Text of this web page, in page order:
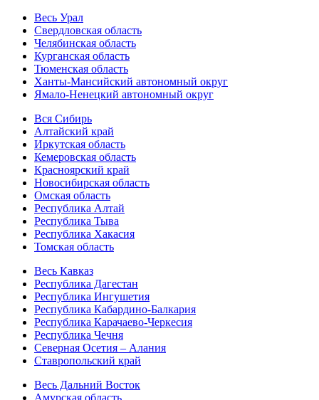
Весь Урал
Свердловская область
Челябинская область
Курганская область
Тюменская область
Ханты-Мансийский автономный округ
Ямало-Ненецкий автономный округ
Вся Сибирь
Алтайский край
Иркутская область
Кемеровская область
Красноярский край
Новосибирская область
Омская область
Республика Алтай
Республика Тыва
Республика Хакасия
Томская область
Весь Кавказ
Республика Дагестан
Республика Ингушетия
Республика Кабардино-Балкария
Республика Карачаево-Черкесия
Республика Чечня
Северная Осетия – Алания
Ставропольский край
Весь Дальний Восток
Амурская область